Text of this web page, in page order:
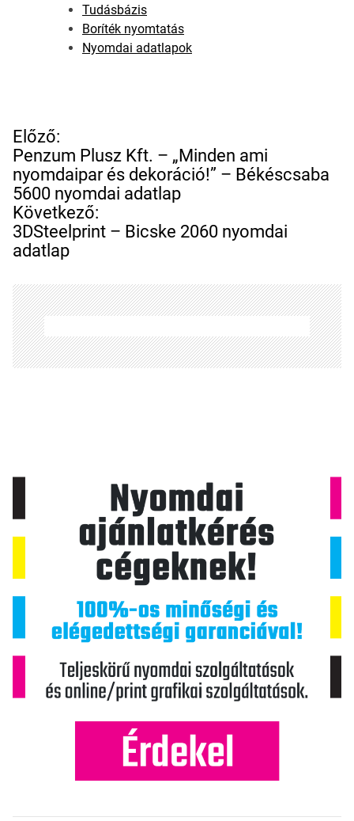
Tudásbázis
Boríték nyomtatás
Nyomdai adatlapok
B
e
j
e
g
y
z
é
s
n
a
v
i
Előző:
Penzum Plusz Kft. – „Minden ami
nyomdaipar és dekoráció!” – Békéscsaba
5600 nyomdai adatlap
Következő:
3DSteelprint – Bicske 2060 nyomdai
adatlap